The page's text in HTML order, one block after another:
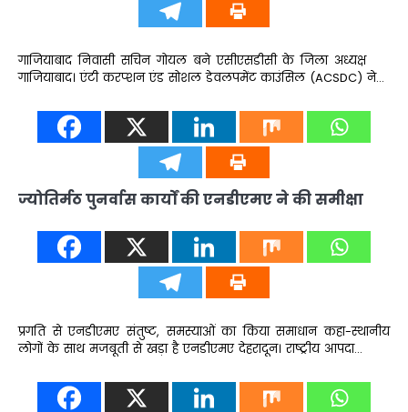
गाजियाबाद निवासी सचिन गोयल बने एसीएसडीसी के जिला अध्यक्ष
गाजियाबाद। एंटी करप्शन एंड सोशल डेवलपमेंट काउंसिल (ACSDC) ने…
ज्योतिर्मठ पुनर्वास कार्यों की एनडीएमए ने की समीक्षा
प्रगति से एनडीएमए संतुष्ट, समस्याओं का किया समाधान कहा-स्थानीय
लोगों के साथ मजबूती से खड़ा है एनडीएमए देहरादून। राष्ट्रीय आपदा…